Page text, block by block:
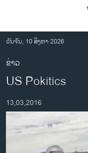
ເຂົ້າ
ຫາ
ຂ້າມ
ຂ້າມ
ໄປ
ອາເມຣິກາ
ການເລືອກຕັ້ງ ປະທານາທີ
ຂ່າວ​ຈີນ
ວັນຈັນ, 10 ສິງຫາ 2026
ຂ່າວ
US Pokitics
13,03,2016